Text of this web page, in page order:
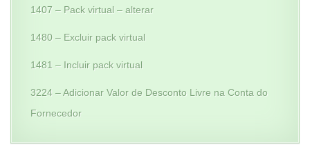
1407 – Pack virtual – alterar
1480 – Excluir pack virtual
1481 – Incluir pack virtual
3224 – Adicionar Valor de Desconto Livre na Conta do
Fornecedor